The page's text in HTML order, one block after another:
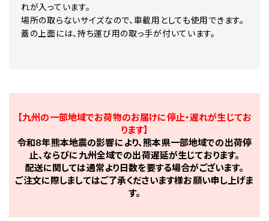
れが入っています。
場所の取らないサイズなので、車載用としても使用できます。
蓋の上面には、持ち運び用の取っ手が付いています。
【九州の一部地域でお荷物のお届けに停止・遅れが生じてお
ります】
令和8年熊本地震の影響により、熊本県一部地域での出荷停
止、ならびに九州全域での出荷遅延が生じております。
配送に関しては通常より日数を要する場合がございます。
ご注文に際しましてはご了承くださいます様お願い申し上げま
す。